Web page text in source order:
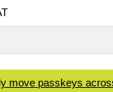
move passkeys